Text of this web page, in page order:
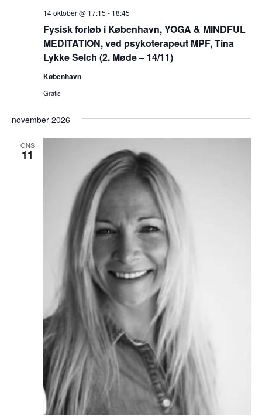
Fysisk forløb i København, YOGA & MINDFUL
MEDITATION, ved psykoterapeut MPF, Tina
Lykke Selch (2. Møde – 14/11)
14 oktober @ 17:15 - 18:45
København
Gratis
november 2026
ONS
11